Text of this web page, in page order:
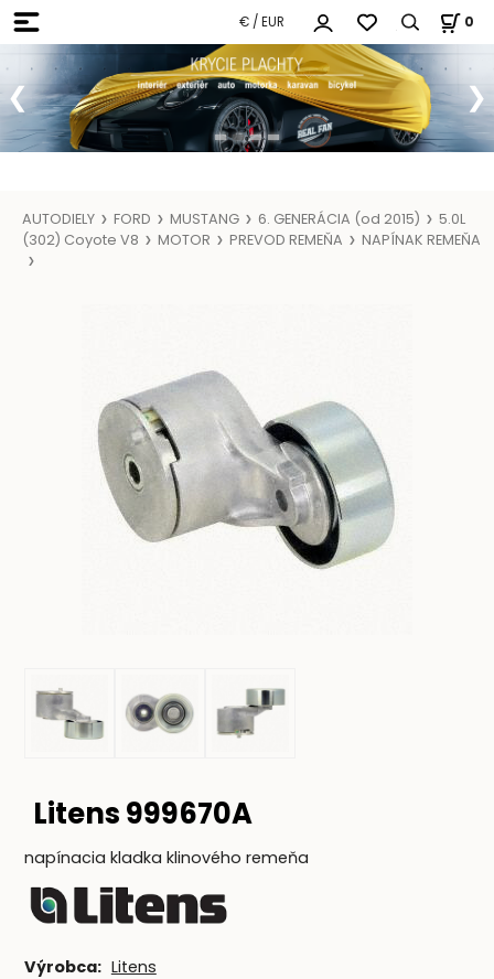
€ / EUR 0
AUTODIELY FORD MUSTANG 6. GENERÁCIA (od 2015)
5.0L
(302) Coyote V8
MOTOR PREVOD REMEŇA NAPÍNAK REMEŇA
Litens 999670A
napínacia kladka klinového remeňa
Výrobca: Litens